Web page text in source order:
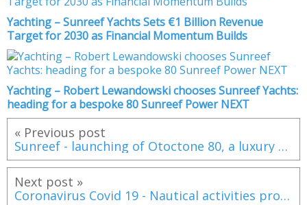
Yachting – Sunreef Yachts Sets €1 Billion Revenue
Target for 2030 as Financial Momentum Builds
Yachting – Robert Lewandowski chooses Sunreef Yachts:
heading for a bespoke 80 Sunreef Power NEXT
« Previous post
Sunreef - launching of Otoctone 80, a luxury motoryacht catamaran
Next post »
Coronavirus Covid 19 - Nautical activities prohibited in France